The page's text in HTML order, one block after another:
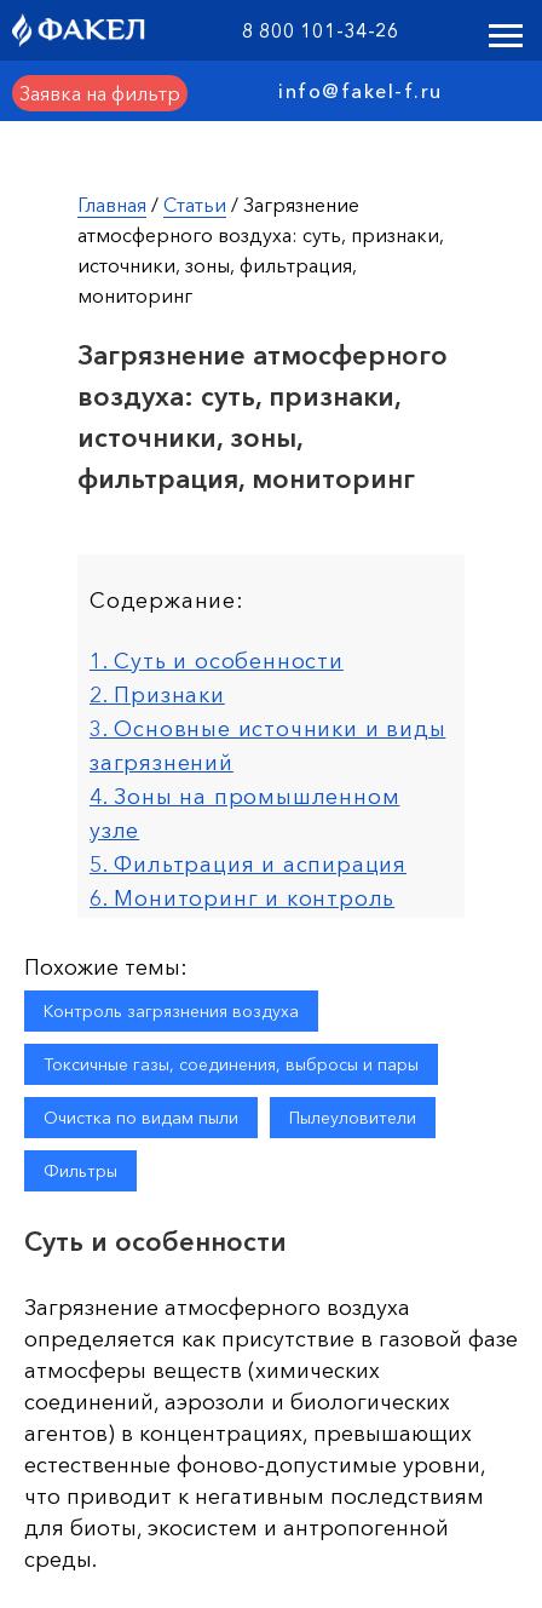
8 800 101-34-26
Заявка на фильтр info@fakel-f.ru
Главная / Статьи / Загрязнение
атмосферного воздуха: суть, признаки,
источники, зоны, фильтрация,
мониторинг
Загрязнение атмосферного
воздуха: суть, признаки,
источники, зоны,
фильтрация, мониторинг
Содержание:
1. Суть и особенности
2. Признаки
3. Основные источники и виды
загрязнений
4. Зоны на промышленном
узле
5. Фильтрация и аспирация
6. Мониторинг и контроль
Похожие темы:
Контроль загрязнения воздуха
Токсичные газы, соединения, выбросы и пары
Очистка по видам пыли Пылеуловители
Фильтры
Суть и особенности
Загрязнение атмосферного воздуха
определяется как присутствие в газовой фазе
атмосферы веществ (химических
соединений, аэрозоли и биологических
агентов) в концентрациях, превышающих
естественные фоново-допустимые уровни,
что приводит к негативным последствиям
для биоты, экосистем и антропогенной
среды.